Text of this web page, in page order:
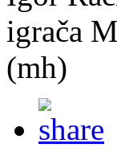
igrača
(mh)